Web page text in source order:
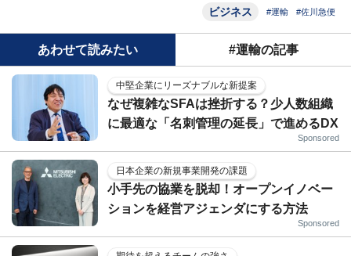
ビジネス #運輸 #佐川急便
あわせて読みたい #運輸の記事
中堅企業にリーズナブルな新提案
なぜ複雑なSFAは挫折する？少人数組織
に最適な「名刺管理の延長」で進めるDX
Sponsored
日本企業の新規事業開発の課題
小手先の協業を脱却！オープンイノベー
ションを経営アジェンダにする方法
Sponsored